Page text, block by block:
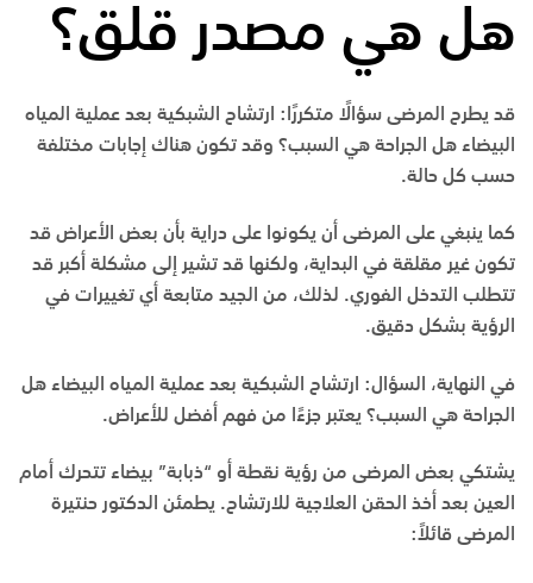
هل هي مصدر قلق؟
قد يطرح المرضى سؤالًا متكررًا: ارتشاح الشبكية بعد عملية المياه
البيضاء هل الجراحة هي السبب؟ وقد تكون هناك إجابات مختلفة
حسب كل حالة.
كما ينبغي على المرضى أن يكونوا على دراية بأن بعض الأعراض قد
تكون غير مقلقة في البداية، ولكنها قد تشير إلى مشكلة أكبر قد
تتطلب التدخل الفوري. لذلك، من الجيد متابعة أي تغييرات في
الرؤية بشكل دقيق.
في النهاية، السؤال: ارتشاح الشبكية بعد عملية المياه البيضاء هل
الجراحة هي السبب؟ يعتبر جزءًا من فهم أفضل للأعراض.
يشتكي بعض المرضى من رؤية نقطة أو “ذبابة” بيضاء تتحرك أمام
العين بعد أخذ الحقن العلاجية للارتشاح. يطمئن الدكتور حنتيرة
المرضى قائلاً: